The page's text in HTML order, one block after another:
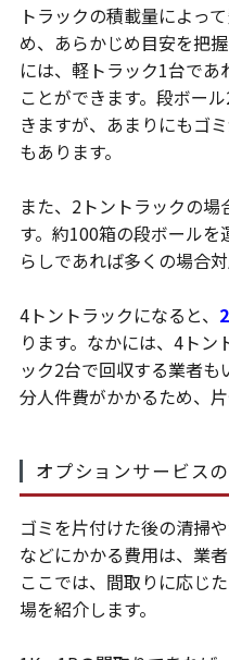
トラックの積載量によっ
め、あらかじめ目安を把
には、軽トラック1台であ
ことができます。段ボー
きますが、あまりにもゴ
もあります。
また、2トントラックの場
す。約100箱の段ボール
らしであれば多くの場合
4トントラックになると、
ります。なかには、4ト
ック2台で回収する業者
分人件費がかかるため、
オプションサービス
ゴミを片付けた後の清掃
などにかかる費用は、業
ここでは、間取りに応じ
場を紹介します。